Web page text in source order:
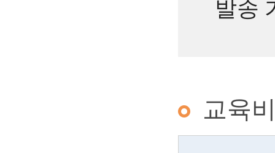
발송
교육